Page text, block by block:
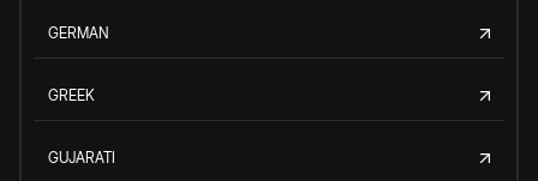
GERMAN
GREEK
GUJARATI